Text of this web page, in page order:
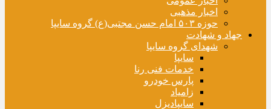
اخبار مذهبی
حوزه ۵۰۳ امام حسن مجتبی(ع) گروه سایپا
جهاد و شهادت
شهدای گروه سایپا
سایپا
خدمات فنی رنا
پارس خودرو
زامیاد
سایپادیزل